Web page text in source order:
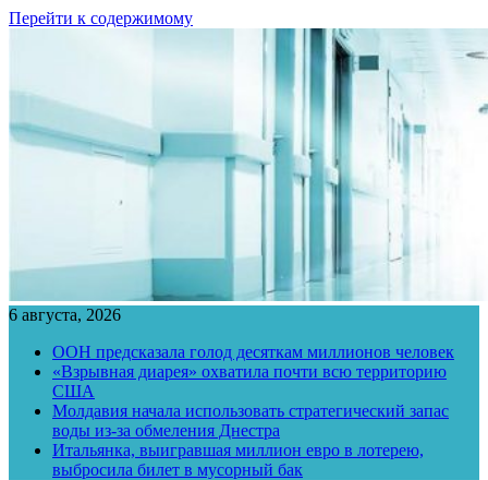
Перейти к содержимому
6 августа, 2026
ООН предсказала голод десяткам миллионов человек
«Взрывная диарея» охватила почти всю территорию
США
Молдавия начала использовать стратегический запас
воды из-за обмеления Днестра
Итальянка, выигравшая миллион евро в лотерею,
выбросила билет в мусорный бак